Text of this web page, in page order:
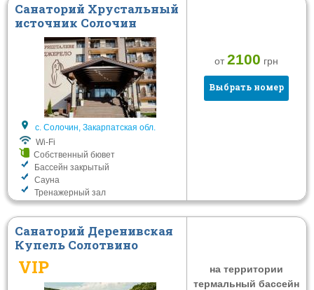
Санаторий Хрустальный
источник Солочин
с. Солочин, Закарпатская обл.
Wi-Fi
Собственный бювет
Бассейн закрытый
Сауна
Тренажерный зал
от2100 грн
Выбрать номер
Санаторий Деренивская
Купель Солотвино
VIP
на территории
термальный бассейн